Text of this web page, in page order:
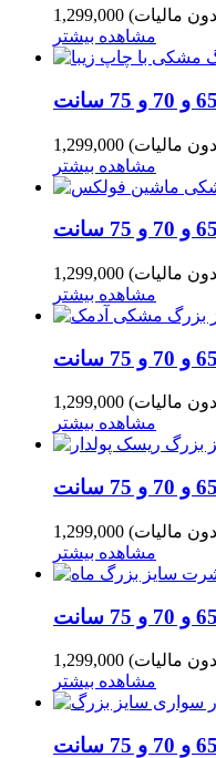
مالیات)
مشاهده بیشتر
مالیات)
مشاهده بیشتر
مالیات)
مشاهده بیشتر
مالیات)
مشاهده بیشتر
مالیات)
مشاهده بیشتر
مالیات)
مشاهده بیشتر